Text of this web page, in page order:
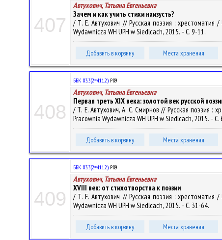
407
Автухович, Татьяна Евгеньевна
Зачем и как учить стихи наизусть?
/ Т. Е. Автухович // Русская поэзия :
Wydawnicza WH UPH w Siedlcach, 2015. – С. 9-11.
Добавить в корзину Места хранения
408
ББК 83.3(2=411.2) Р89
Автухович, Татьяна Евгеньевна
Первая треть XIX века: золотой век русской
/ Т. Е. Автухович, А. С. Смирнов // Русская поэзия
Pracownia Wydawnicza WH UPH w Siedlcach, 2015. – С.
Добавить в корзину Места хранения
409
ББК 83.3(2=411.2) Р89
Автухович, Татьяна Евгеньевна
XVIII век: от стихотворства к поэзии
/ Т. Е. Автухович // Русская поэзия :
Wydawnicza WH UPH w Siedlcach, 2015. – С. 31-64.
Добавить в корзину Места хранения